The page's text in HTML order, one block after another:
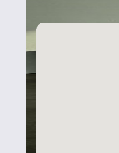
arrêt